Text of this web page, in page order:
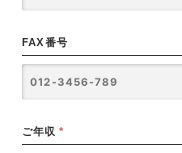
FAX番号
ご年収 *